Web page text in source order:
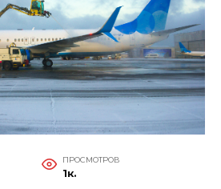
ПРОСМОТРОВ
1к.